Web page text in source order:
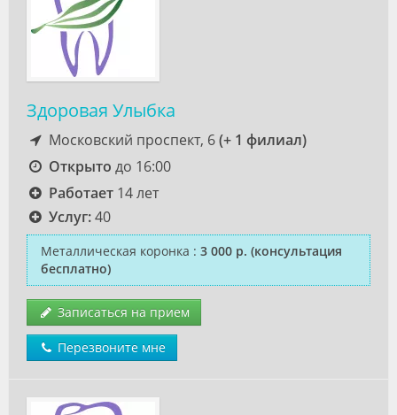
Здоровая Улыбка
Московский проспект, 6(+ 1 филиал)
Открыто до 16:00
Работает14 лет
Услуг:40
Металлическая коронка : 3 000 р. (консультация
бесплатно)
Записаться на прием
Перезвоните мне